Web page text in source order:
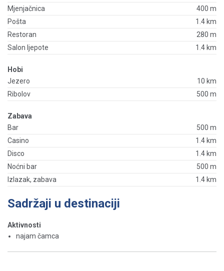
Mjenjačnica
400 m
Pošta
1.4 km
Restoran
280 m
Salon ljepote
1.4 km
Hobi
Jezero
10 km
Ribolov
500 m
Zabava
Bar
500 m
Casino
1.4 km
Disco
1.4 km
Noćni bar
500 m
Izlazak, zabava
1.4 km
Sadržaji u destinaciji
Aktivnosti
najam čamca